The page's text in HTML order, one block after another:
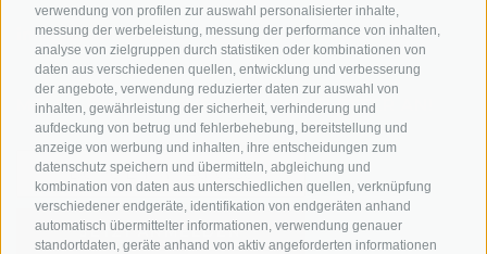
verwendung von profilen zur auswahl personalisierter inhalte,
messung der werbeleistung, messung der performance von inhalten,
analyse von zielgruppen durch statistiken oder kombinationen von
daten aus verschiedenen quellen, entwicklung und verbesserung
der angebote, verwendung reduzierter daten zur auswahl von
inhalten, gewährleistung der sicherheit, verhinderung und
aufdeckung von betrug und fehlerbehebung, bereitstellung und
anzeige von werbung und inhalten, ihre entscheidungen zum
datenschutz speichern und übermitteln, abgleichung und
kombination von daten aus unterschiedlichen quellen, verknüpfung
verschiedener endgeräte, identifikation von endgeräten anhand
automatisch übermittelter informationen, verwendung genauer
standortdaten, geräte anhand von aktiv angeforderten informationen
info@bikehotels.it
MELDE DICH ZU UNSEREM NEWSLETTER AN!
JETZT ANMELDEN